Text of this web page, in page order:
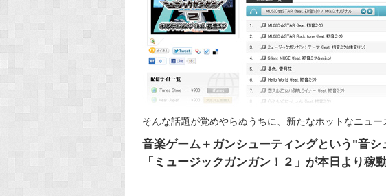
そんな話題が覚めやらぬうちに、新たなホットなニュ
音楽ゲーム＋ガンシューティングという"音
「ミュージックガンガン！２」が本日より稼